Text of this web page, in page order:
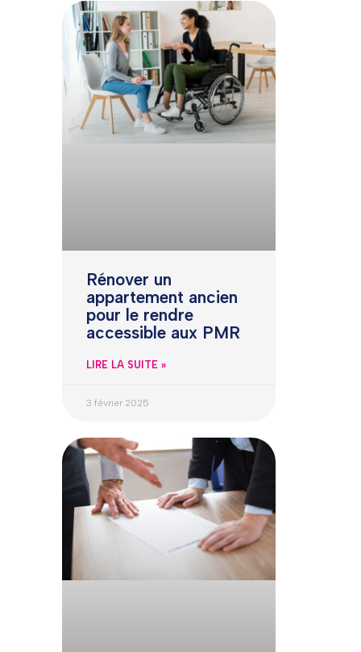
Rénover un
appartement ancien
pour le rendre
accessible aux PMR
LIRE LA SUITE »
3 février 2025